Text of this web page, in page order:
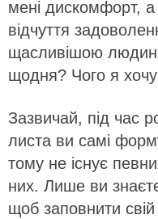
мені дискомфорт,
відчуття
щасливішою
щодня? Чого я
Зазвичай, під час
листа ви самі
тому не існує
них. Лише ви
щоб заповнити